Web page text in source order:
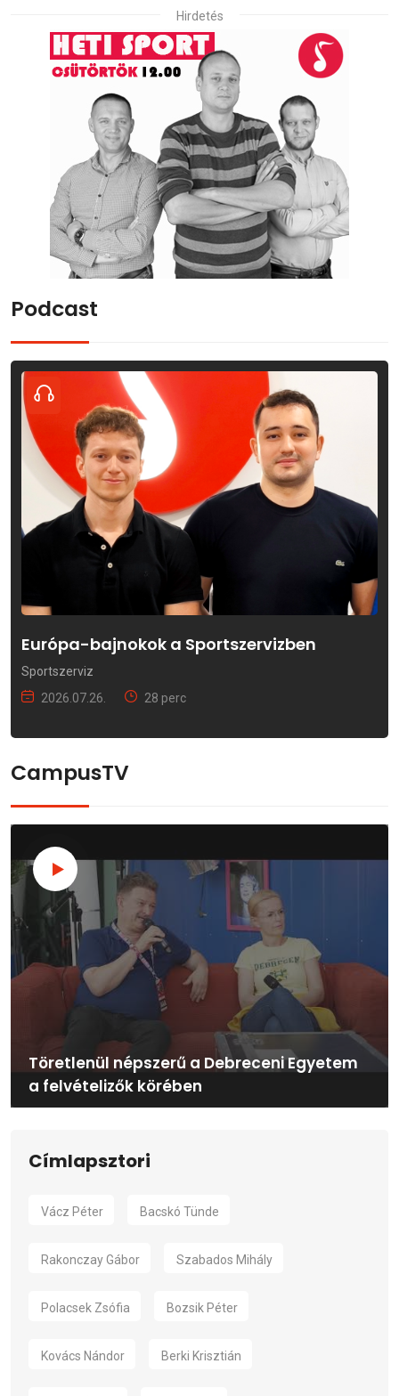
Hirdetés
Podcast
Európa-bajnokok a Sportszervizben
Sportszerviz
2026.07.26.
28 perc
CampusTV
Töretlenül népszerű a Debreceni Egyetem
a felvételizők körében
Címlapsztori
Vácz Péter Bacskó Tünde
Rakonczay Gábor Szabados Mihály
Polacsek Zsófia Bozsik Péter
Kovács Nándor Berki Krisztián